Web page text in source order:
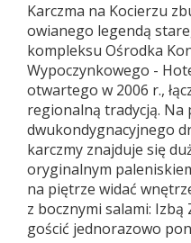
Karczma na Kocierzu
owianego legendą
kompleksu Ośrodka
Wypoczynkowego -
otwartego w 2006 r.,
regionalną tradycją. Na
dwukondygnacyjnego
karczmy znajduje się
oryginalnym
na piętrze widać
z bocznymi salami: Izbą
gościć jednorazowo